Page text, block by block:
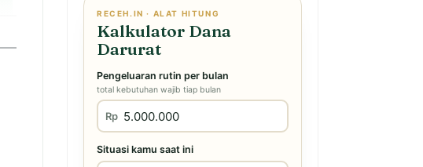
RECEH.IN · ALAT HITUNG
Kalkulator Dana
Darurat
Pengeluaran rutin per bulan
total kebutuhan wajib tiap bulan
Rp
Situasi kamu saat ini